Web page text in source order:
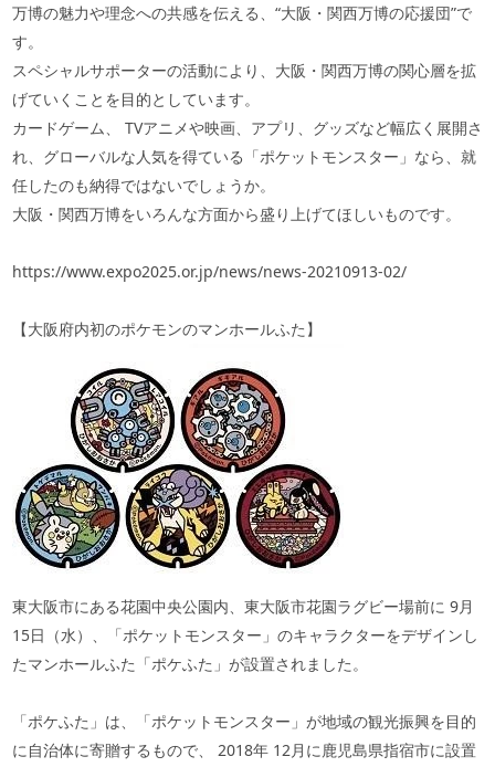
万博の魅力や理念への共感を伝える、“大阪・関西万博の応援団”で
す。
スペシャルサポーターの活動により、大阪・関西万博の関心層を拡
げていくことを目的としています。
カードゲーム、 TVアニメや映画、アプリ、グッズなど幅広く展開さ
れ、グローバルな人気を得ている「ポケットモンスター」なら、就
任したのも納得ではないでしょうか。
大阪・関西万博をいろんな方面から盛り上げてほしいものです。
https://www.expo2025.or.jp/news/news-20210913-02/
【大阪府内初のポケモンのマンホールふた】
東大阪市にある花園中央公園内、東大阪市花園ラグビー場前に 9月
15日（水）、「ポケットモンスター」のキャラクターをデザインし
たマンホールふた「ポケふた」が設置されました。
「ポケふた」は、「ポケットモンスター」が地域の観光振興を目的
に自治体に寄贈するもので、 2018年 12 月に鹿児島県指宿市に設置